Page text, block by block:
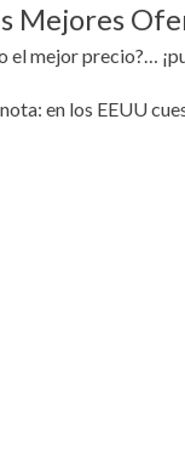
Mejores
el mejor precio?…
en los EEUU